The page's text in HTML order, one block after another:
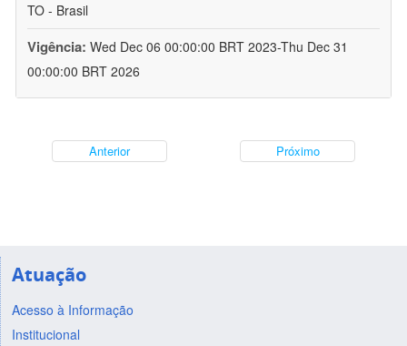
TO - Brasil
Vigência: Wed Dec 06 00:00:00 BRT 2023-Thu Dec 31
00:00:00 BRT 2026
Anterior Próximo
Atuação
Acesso à Informação
Institucional